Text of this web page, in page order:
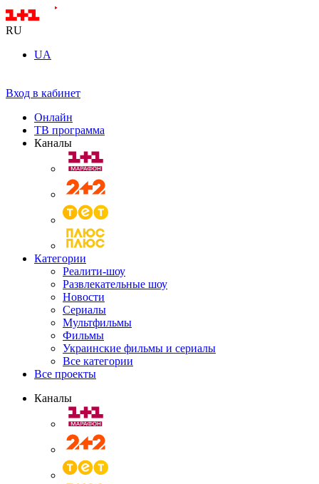
RU
UA
Вход в кабинет
Онлайн
ТВ программа
Каналы
Категории
Реалити-шоу
Развлекательные шоу
Новости
Сериалы
Мультфильмы
Фильмы
Украинские фильмы и сериалы
Все категории
Все проекты
Каналы